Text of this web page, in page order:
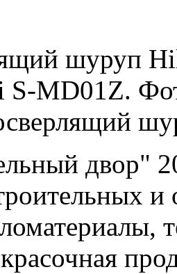
шуруп
MD01Z.
двор"
и